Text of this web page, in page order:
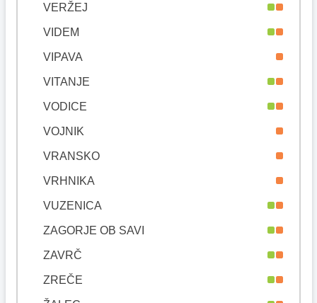
VERŽEJ
VIDEM
VIPAVA
VITANJE
VODICE
VOJNIK
VRANSKO
VRHNIKA
VUZENICA
ZAGORJE OB SAVI
ZAVRČ
ZREČE